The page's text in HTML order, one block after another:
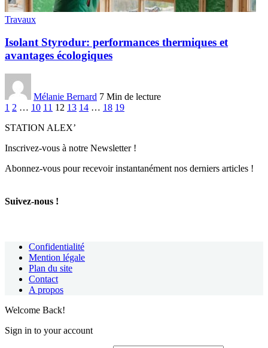
Travaux
Isolant Styrodur: performances thermiques et
avantages écologiques
Mélanie Bernard 7 Min de lecture
1 2 … 10 11 12 13 14 … 18 19
STATION ALEX’
Inscrivez-vous à notre Newsletter !
Abonnez-vous pour recevoir instantanément nos derniers articles !
Suivez-nous !
Confidentialité
Mention légale
Plan du site
Contact
A propos
Welcome Back!
Sign in to your account